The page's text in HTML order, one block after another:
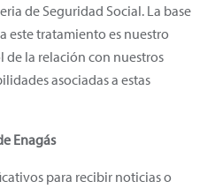
de Seguridad Social. La base
este tratamiento es nuestro
la relación con nuestros
asociadas a estas
Enagás
para recibir noticias o